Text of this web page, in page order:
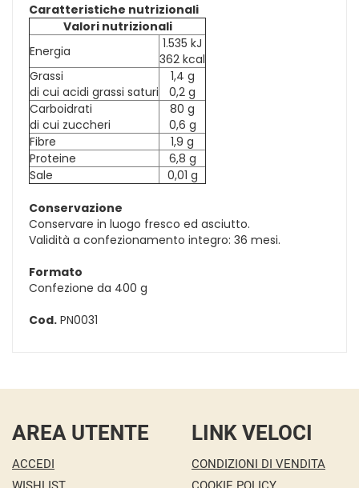
Caratteristiche nutrizionali
Valori nutrizionali
Energia
1.535 kJ
362 kcal
Grassi
di cui acidi grassi saturi
1,4 g
0,2 g
Carboidrati
di cui zuccheri
80 g
0,6 g
Fibre
1,9 g
Proteine
6,8 g
Sale
0,01 g
Conservazione
Conservare in luogo fresco ed asciutto.
Validità a confezionamento integro: 36 mesi.
Formato
Confezione da 400 g
Cod. PN0031
AREA UTENTE
ACCEDI
LINK VELOCI
CONDIZIONI DI VENDITA